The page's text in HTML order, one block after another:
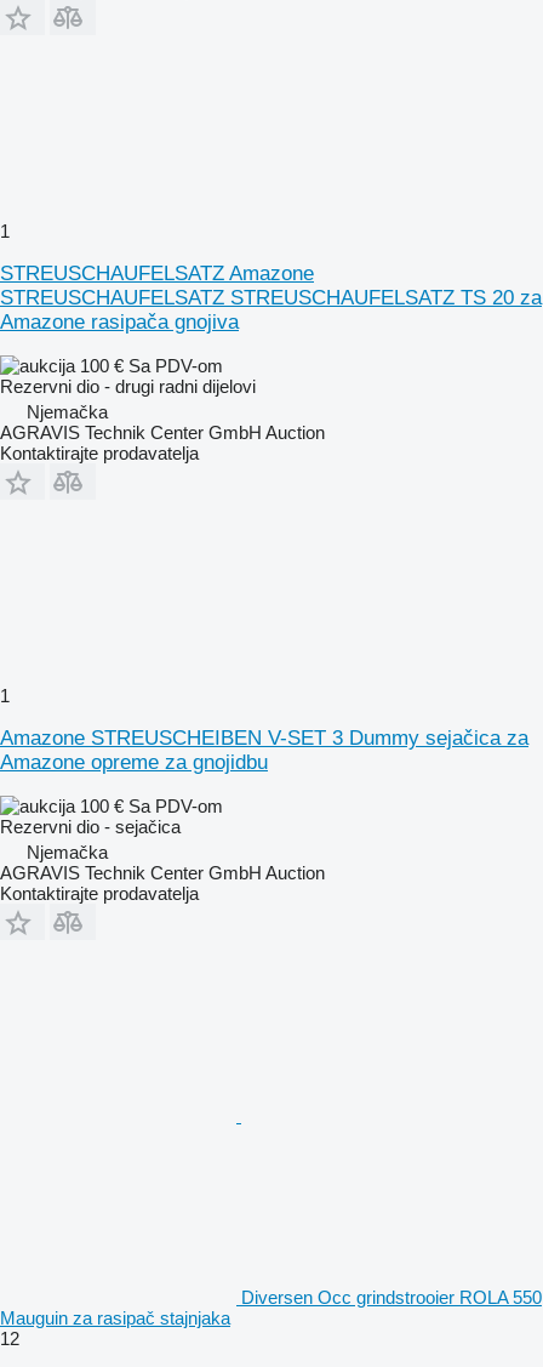
1
STREUSCHAUFELSATZ Amazone
STREUSCHAUFELSATZ STREUSCHAUFELSATZ TS 20 za
Amazone rasipača gnojiva
100 € Sa PDV-om
Rezervni dio - drugi radni dijelovi
Njemačka
AGRAVIS Technik Center GmbH Auction
Kontaktirajte prodavatelja
1
Amazone STREUSCHEIBEN V-SET 3 Dummy sejačica za
Amazone opreme za gnojidbu
100 € Sa PDV-om
Rezervni dio - sejačica
Njemačka
AGRAVIS Technik Center GmbH Auction
Kontaktirajte prodavatelja
Diversen Occ grindstrooier ROLA 550
Mauguin za rasipač stajnjaka
12